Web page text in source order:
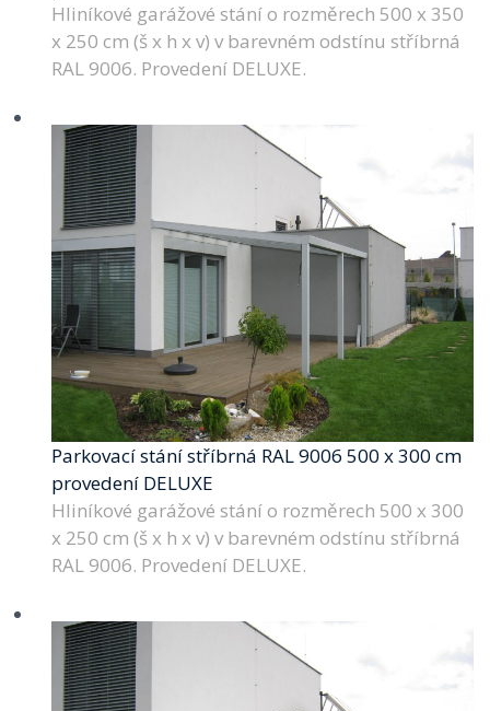
Hliníkové garážové stání o rozměrech 500 x 350
x 250 cm (š x h x v) v barevném odstínu stříbrná
RAL 9006. Provedení DELUXE.
Parkovací stání stříbrná RAL 9006 500 x 300 cm
provedení DELUXE
Hliníkové garážové stání o rozměrech 500 x 300
x 250 cm (š x h x v) v barevném odstínu stříbrná
RAL 9006. Provedení DELUXE.